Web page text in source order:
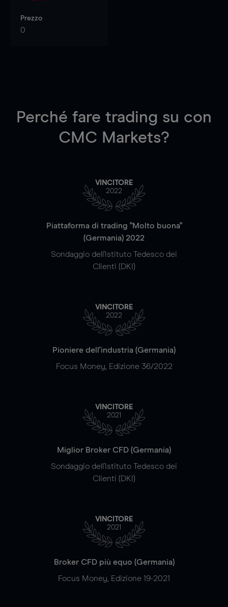
Prezzo
0
Perché fare trading su con
CMC Markets?
VINCITORE
2022
Piattaforma di trading "Molto buona"
(Germania) 2022
Sondaggio dell'Istituto Tedesco dei
Clienti (DKI)
VINCITORE
2022
Pioniere dell'industria (Germania)
Focus Money, Edizione 36/2022
VINCITORE
2021
Miglior Broker CFD (Germania)
Sondaggio dell'Istituto Tedesco dei
Clienti (DKI)
VINCITORE
2021
Broker CFD più equo (Germania)
Focus Money, Edizione 19-2021